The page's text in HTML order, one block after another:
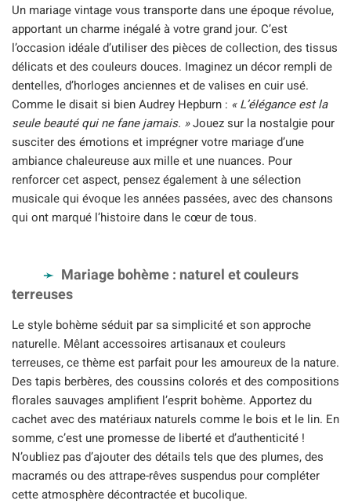
Un mariage vintage vous transporte dans une époque révolue,
apportant un charme inégalé à votre grand jour. C’est
l’occasion idéale d’utiliser des pièces de collection, des tissus
délicats et des couleurs douces. Imaginez un décor rempli de
dentelles, d’horloges anciennes et de valises en cuir usé.
Comme le disait si bien Audrey Hepburn : « L’élégance est la
seule beauté qui ne fane jamais. »Jouez sur la nostalgie pour
susciter des émotions et imprégner votre mariage d’une
ambiance chaleureuse aux mille et une nuances. Pour
renforcer cet aspect, pensez également à une sélection
musicale qui évoque les années passées, avec des chansons
qui ont marqué l’histoire dans le cœur de tous.
Mariage bohème : naturel et couleurs
terreuses
Le style bohème séduit par sa simplicité et son approche
naturelle. Mêlant accessoires artisanaux et couleurs
terreuses, ce thème est parfait pour les amoureux de la nature.
Des tapis berbères, des coussins colorés et des compositions
florales sauvages amplifient l’esprit bohème. Apportez du
cachet avec des matériaux naturels comme le bois et le lin. En
somme, c’est une promesse de liberté et d’authenticité !
N’oubliez pas d’ajouter des détails tels que des plumes, des
macramés ou des attrape-rêves suspendus pour compléter
cette atmosphère décontractée et bucolique.